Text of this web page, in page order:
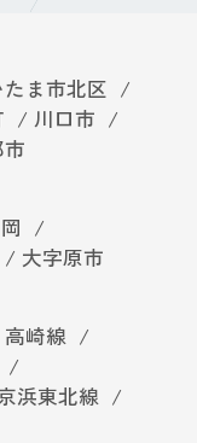
たま市北区
川口市
大字原市
高崎線
浜東北線